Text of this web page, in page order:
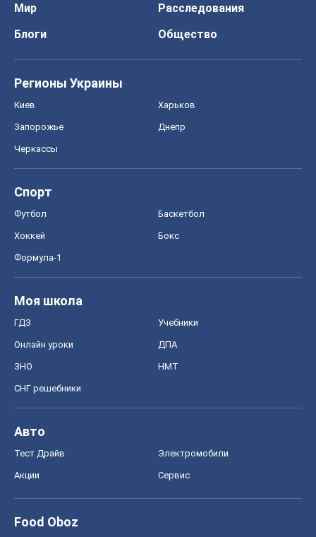
Мир
Расследования
Блоги
Общество
Регионы Украины
Киев Харьков
Запорожье Днепр
Черкассы
Спорт
Футбол Баскетбол
Хоккей Бокс
Формула-1
Моя школа
ГДЗ Учебники
Онлайн уроки ДПА
ЗНО НМТ
СНГ решебники
Авто
Тест Драйв Электромобили
Акции Сервис
Food Oboz